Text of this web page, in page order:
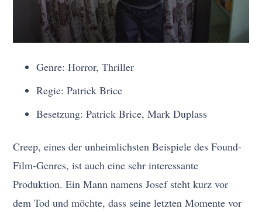
Genre: Horror, Thriller
Regie: Patrick Brice
Besetzung: Patrick Brice, Mark Duplass
Creep, eines der unheimlichsten Beispiele des Found-
Film-Genres, ist auch eine sehr interessante
Produktion. Ein Mann namens Josef steht kurz vor
dem Tod und möchte, dass seine letzten Momente vor